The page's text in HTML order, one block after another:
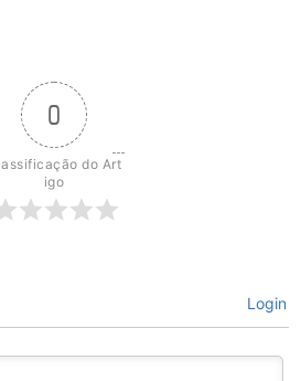
0
do Art
igo
Login